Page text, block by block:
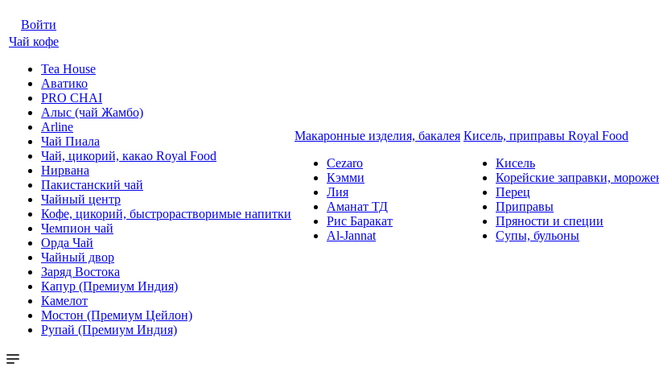
Войти
Чай кофе
Tea House
Аватико
PRO CHAI
Алыс (чай Жамбо)
Arline
Чай Пиала
Чай, цикорий, какао Royal Food
Нирвана
Пакистанский чай
Чайный центр
Кофе, цикорий, быстрорастворимые напитки
Чемпион чай
Орда Чай
Чайный двор
Заряд Востока
Капур (Премиум Индия)
Камелот
Мостон (Премиум Цейлон)
Рупай (Премиум Индия)
Макаронные изделия, бакалея
Cezaro
Кэмми
Лия
Аманат ТД
Рис Баракат
Al-Jannat
Кисель, приправы Royal Food
Кисель
Корейские заправки,
Перец
Приправы
Пряности и специи
Супы, бульоны